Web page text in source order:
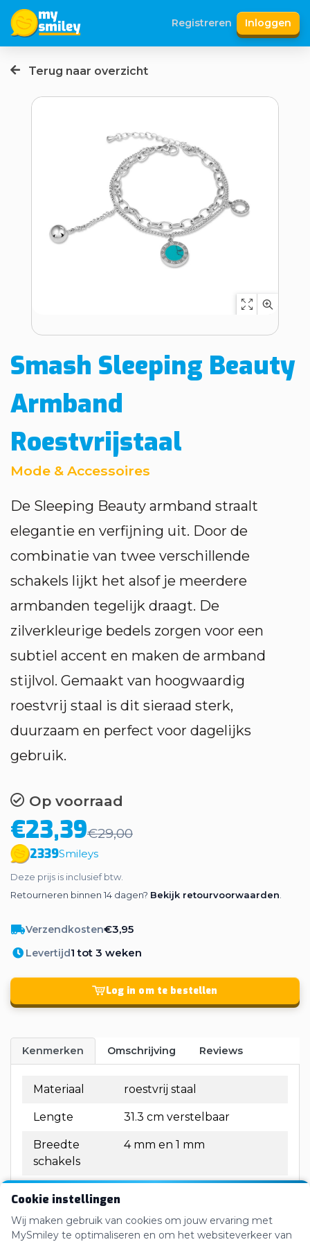
Cookie instellingen
Wij maken gebruik van cookies om jouw ervaring met
MySmiley te optimaliseren en om het websiteverkeer van
Registreren Inloggen
Terug naar overzicht
Smash Sleeping Beauty
Armband
Roestvrijstaal
Mode & Accessoires
De Sleeping Beauty armband straalt
elegantie en verfijning uit. Door de
combinatie van twee verschillende
schakels lijkt het alsof je meerdere
armbanden tegelijk draagt. De
zilverkleurige bedels zorgen voor een
subtiel accent en maken de armband
stijlvol. Gemaakt van hoogwaardig
roestvrij staal is dit sieraad sterk,
duurzaam en perfect voor dagelijks
gebruik.
Op voorraad
€23,39€29,00
2339Smileys
Deze prijs is inclusief btw.
Retourneren binnen 14 dagen? Bekijk retourvoorwaarden
Verzendkosten€3,95
Levertijd1 tot 3 weken
Log in om te bestellen
Kenmerken Omschrijving Reviews
Materiaal roestvrij staal
Lengte 31.3 cm verstelbaar
Breedte
schakels
4 mm en 1 mm
bedels
Sluiting RVS karabijnsluiting